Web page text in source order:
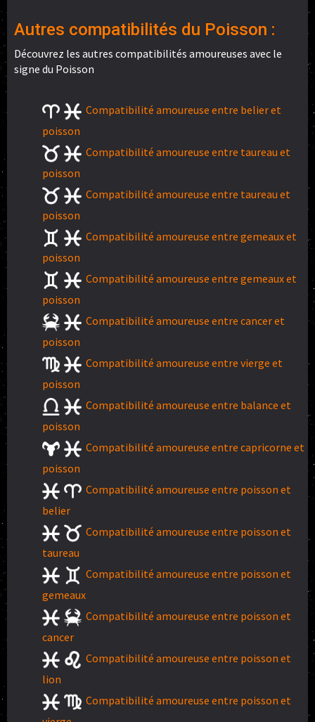
Autres compatibilités du Poisson :
Découvrez les autres compatibilités amoureuses avec le
signe du Poisson
Compatibilité amoureuse entre belier et
poisson
Compatibilité amoureuse entre taureau et
poisson
Compatibilité amoureuse entre taureau et
poisson
Compatibilité amoureuse entre gemeaux et
poisson
Compatibilité amoureuse entre gemeaux et
poisson
Compatibilité amoureuse entre cancer et
poisson
Compatibilité amoureuse entre vierge et
poisson
Compatibilité amoureuse entre balance et
poisson
Compatibilité amoureuse entre capricorne et
poisson
Compatibilité amoureuse entre poisson et
belier
Compatibilité amoureuse entre poisson et
taureau
Compatibilité amoureuse entre poisson et
gemeaux
Compatibilité amoureuse entre poisson et
cancer
Compatibilité amoureuse entre poisson et
lion
Compatibilité amoureuse entre poisson et